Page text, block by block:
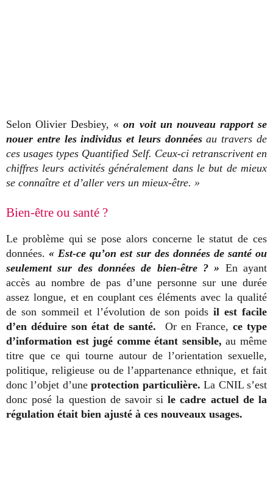
Selon Olivier Desbiey, «on voit un nouveau rapport se
nouer entre les individus et leurs donnéesau travers de
ces usages types Quantified Self. Ceux-ci retranscrivent en
chiffres leurs activités généralement dans le but de mieux
se connaître et d’aller vers un mieux-être. »
Bien-être ou santé ?
Le problème qui se pose alors concerne le statut de ces
données.« Est-ce qu’on est sur des données de santé ou
seulement sur des données de bien-être ? » En ayant
accès au nombre de pas d’une personne sur une durée
assez longue, et en couplant ces éléments avec la qualité
de son sommeil et l’évolution de son poidsil est facile
d’en déduire son état de santé. Or en France, ce type
d’information est jugé comme étant sensible, au même
titre que ce qui tourne autour de l’orientation sexuelle,
politique, religieuse ou de l’appartenance ethnique, et fait
donc l’objet d’uneprotection particulière. La CNIL s’est
donc posé la question de savoir sile cadre actuel de la
régulation était bien ajusté à ces nouveaux usages.